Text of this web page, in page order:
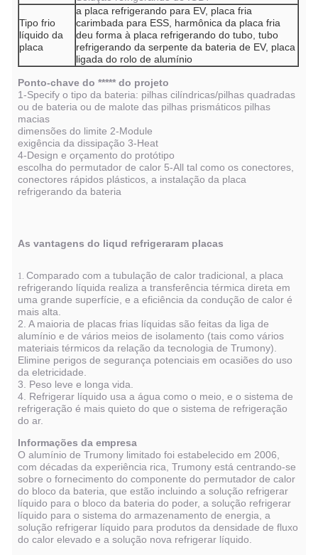
Tipo frio
líquido da
placa
a placa refrigerando para EV, placa fria
carimbada para ESS, harmônica da placa fria
deu forma à placa refrigerando do tubo, tubo
refrigerando da serpente da bateria de EV, placa
ligada do rolo de alumínio
Ponto-chave do ***** do projeto
1-Specify o tipo da bateria: pilhas cilíndricas/pilhas quadradas
ou de bateria ou de malote das pilhas prismáticos pilhas
macias
dimensões do limite 2-Module
exigência da dissipação 3-Heat
4-Design e orçamento do protótipo
escolha do permutador de calor 5-All tal como os conectores,
conectores rápidos plásticos, a instalação da placa
refrigerando da bateria
As vantagens do liqud refrigeraram placas
1. Comparado com a tubulação de calor tradicional, a placa
refrigerando líquida realiza a transferência térmica direta em
uma grande superfície, e a eficiência da condução de calor é
mais alta.
2. A maioria de placas frias líquidas são feitas da liga de
alumínio e de vários meios de isolamento (tais como vários
materiais térmicos da relação da tecnologia de Trumony).
Elimine perigos de segurança potenciais em ocasiões do uso
da eletricidade.
3. Peso leve e longa vida.
4. Refrigerar líquido usa a água como o meio, e o sistema de
refrigeração é mais quieto do que o sistema de refrigeração
do ar.
Informações da empresa
O alumínio de Trumony limitado foi estabelecido em 2006,
com décadas da experiência rica, Trumony está centrando-se
sobre o fornecimento do componente do permutador de calor
do bloco da bateria, que estão incluindo a solução refrigerar
líquido para o bloco da bateria do poder, a solução refrigerar
líquido para o sistema do armazenamento de energia, a
solução refrigerar líquido para produtos da densidade de fluxo
do calor elevado e a solução nova refrigerar líquido.